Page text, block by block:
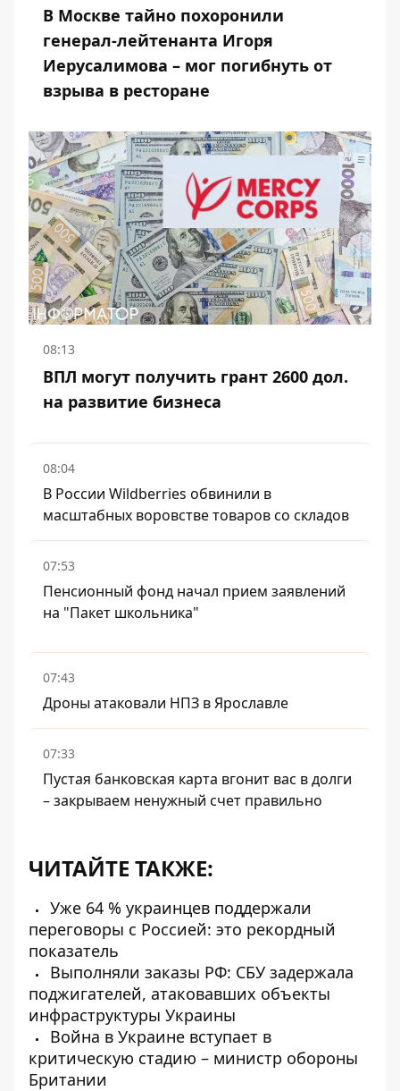
В Москве тайно похоронили
генерал-лейтенанта Игоря
Иерусалимова – мог погибнуть от
взрыва в ресторане
08:13
ВПЛ могут получить грант 2600 дол.
на развитие бизнеса
08:04
В России Wildberries обвинили в
масштабных воровстве товаров со складов
07:53
Пенсионный фонд начал прием заявлений
на "Пакет школьника"
07:43
Дроны атаковали НПЗ в Ярославле
07:33
Пустая банковская карта вгонит вас в долги
– закрываем ненужный счет правильно
ЧИТАЙТЕ ТАКЖЕ:
Уже 64 % украинцев поддержали
переговоры с Россией: это рекордный
показатель
Выполняли заказы РФ: СБУ задержала
поджигателей, атаковавших объекты
инфраструктуры Украины
Война в Украине вступает в
критическую стадию – министр обороны
Британии